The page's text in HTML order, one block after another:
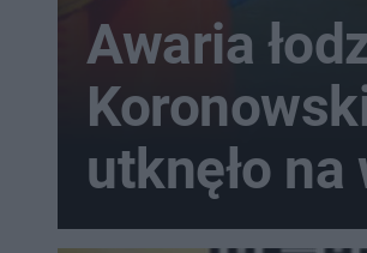
Awaria
utknęło na